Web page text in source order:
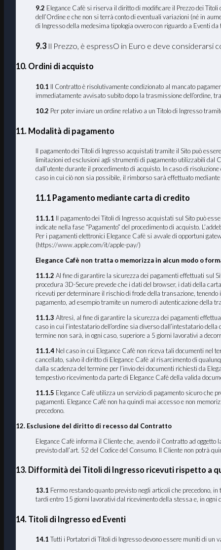
9.2 Elegance Cafè si riserva il diritto di modificare il Prezzo dei
dell’Ordine e che non si terrà conto di eventuali variazioni (né in
di Ingresso della medesima tipologia ovvero con riguardo a Eventi
9.3 Il Prezzo, è espressO in Euro e deve considerarsi
10. Ordini di acquisto
10.1 Il Contratto è risolutivamente condizionato al mancato
immediatamente avvisato subito dopo la trasmissione dell’ordine,
10.2 Per poter inviare un ordine relativo a un Titolo di Ingresso
11. Modalità di pagamento
Il pagamento dei Titoli di Ingresso acquistati tramite il Sito può
limitazioni ed esclusioni agli strumenti di pagamento utilizzabili dal
dall’utente durante il procedimento di acquisto. In caso di
caso in cui ciò non sia possibile, il rimborso sarà effettuato
11.1 Pagamento mediante carta di credito
11.1.1 Il pagamento dei Titoli di Ingresso acquistati sul Sito può
indicate nella fase “Pagamento” del procedimento di acquisto.
Per i pagamenti elettronici Elegance Cafè si avvale di opportuni
(https://www.apple.com/it/apple-pay/)
Elegance Cafè non tratta o memorizza in alcun modo o
11.1.2Al fine di garantire la sicurezza dei pagamenti effettuati sul
procedura 3D-Secure prevede che i dati del browser, i dati della
ricevuti per determinare il rischio di frode della transazione,
pagamento, ad esempio tramite un numero di autenticazione della
11.1.3 Altresì, al fine di garantire la sicurezza dei pagamenti
caso in cui l’intestatario dell’ordine sia diverso dall’intestatario
termine non sarà, in ogni caso, superiore a 5 giorni lavorativi a
11.1.4 Nel caso in cui Elegance Cafè non riceva tali documenti nel
cancellato, salvo il diritto di Elegance Cafè al risarcimento di
dalla scadenza del termine per l’invio dei documenti richiesti da
tempestivo ricevimento da parte di Elegance Cafè della valida
11.1.5 Elegance Cafè utilizza un servizio di pagamento sicuro che
pagamenti. Elegance Cafè non ha quindi mai accesso e non
precedono.
12. Esclusione del diritto di recesso dal Contratto
Elegance Cafè informa il Cliente che, avendo il Contratto ad
previsto dall’art. 52 del Codice del Consumo. Il Cliente non potrà
13. Difformità dei Titoli di Ingresso ricevuti rispetto a
13.1 Fermo restando quanto previsto negli articoli che precedono,
tardi entro 15 giorni lavorativi dal ricevimento della stessa e, in ogni
14. Titoli di Ingresso ed Eventi
14.1 Tutti i Portatori di Titoli di Ingresso devono essere muniti di un